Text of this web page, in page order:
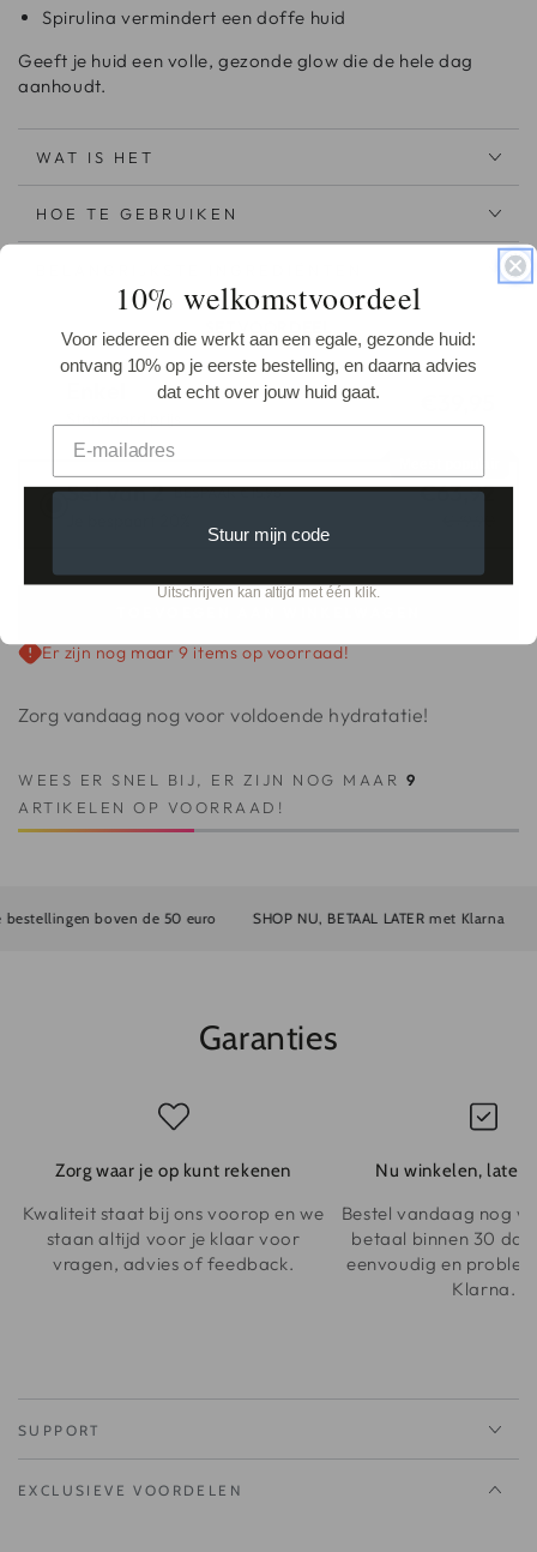
Spirulina vermindert een doffe huid
Geeft je huid een volle, gezonde glow die de hele dag
aanhoudt.
WAT IS HET
HOE TE GEBRUIKEN
SETVOORDEEL
Set van 2 BESPAAR €15,98 €63,92
Er zijn nog maar 9 items op voorraad!
Zorg vandaag nog voor voldoende hydratatie!
WEES ER SNEL BIJ, ER ZIJN NOG MAAR 9
ARTIKELEN OP VOORRAAD!
boven de 50 euro SHOP NU, BETAAL LATER met Klarna
Garanties
Zorg waar je op kunt rekenen
Kwaliteit staat bij ons voorop en we
staan altijd voor je klaar voor
vragen, advies of feedback.
Nu winkelen, later
Bestel vandaag nog
betaal binnen 30
eenvoudig en
Klarna.
SUPPORT
EXCLUSIEVE VOORDELEN
10% welkomstvoordeel
Voor iedereen die werkt aan een egale, gezonde huid:
ontvang 10% op je eerste bestelling, en daarna advies
dat echt over jouw huid gaat.
Stuur mijn code
Uitschrijven kan altijd met één klik.